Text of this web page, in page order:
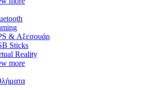
& Αξεσουάρ
Sticks
Reality
more